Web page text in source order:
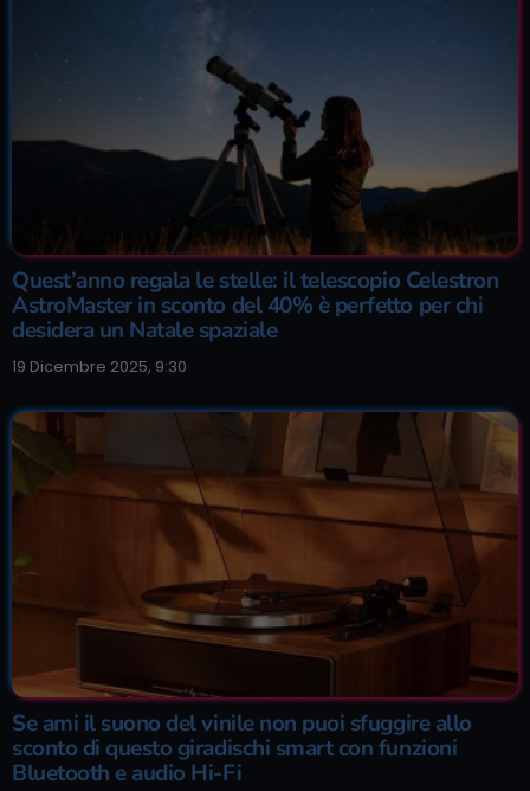
Quest’anno regala le stelle: il telescopio Celestron
AstroMaster in sconto del 40% è perfetto per chi
desidera un Natale spaziale
19 Dicembre 2025, 9:30
Se ami il suono del vinile non puoi sfuggire allo
sconto di questo giradischi smart con funzioni
Bluetooth e audio Hi-Fi